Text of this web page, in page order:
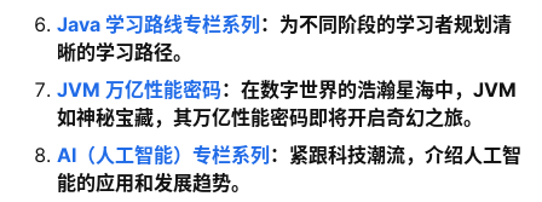
Java 学习路线专栏系列 ：为不同阶段的学习者规划清
晰的学习路径。
JVM 万亿性能密码：在数字世界的浩瀚星海中，JVM
如神秘宝藏，其万亿性能密码即将开启奇幻之旅。
AI（人工智能）专栏系列 ：紧跟科技潮流，介绍人工智
能的应用和发展趋势。